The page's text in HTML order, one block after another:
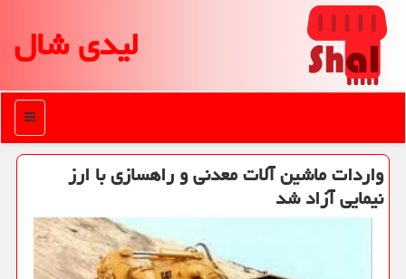
لیدی شال
منو
واردات ماشین آلات معدنی و راهسازی با ارز
نیمایی آزاد شد